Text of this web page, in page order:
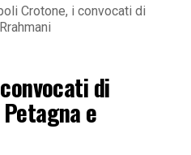
Crotone, i convocati di
di
e